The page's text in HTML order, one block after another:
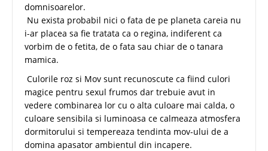
domnisoarelor.
Nu exista probabil nici o fata de pe planeta careia nu
i-ar placea sa fie tratata ca o regina, indiferent ca
vorbim de o fetita, de o fata sau chiar de o tanara
mamica.
Culorile roz si Mov sunt recunoscute ca fiind culori
magice pentru sexul frumos dar trebuie avut in
vedere combinarea lor cu o alta culoare mai calda, o
culoare sensibila si luminoasa ce calmeaza atmosfera
dormitorului si tempereaza tendinta mov-ului de a
domina apasator ambientul din incapere.